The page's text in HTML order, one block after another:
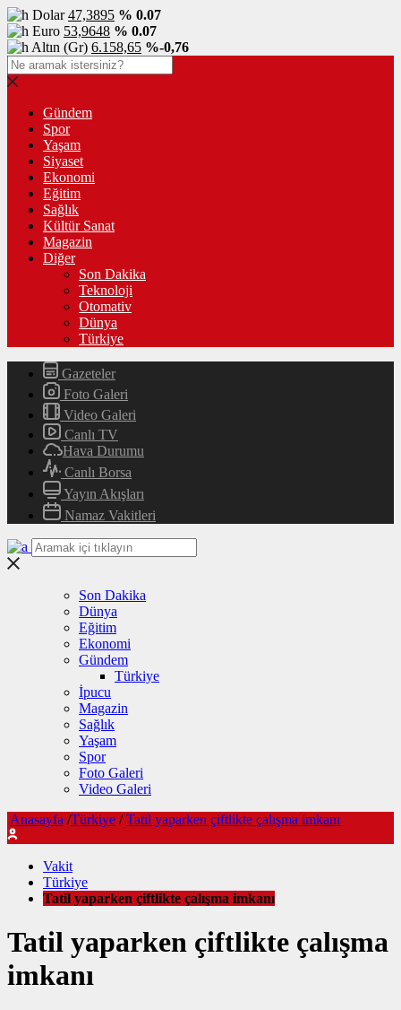
Dolar47,3895 % 0.07
Euro 53,9648 % 0.07
Altın (Gr) 6.158,65 %-0,76
Gündem
Spor
Yaşam
Siyaset
Ekonomi
Eğitim
Sağlık
Kültür Sanat
Magazin
Diğer
Son Dakika
Teknoloji
Otomativ
Dünya
Türkiye
Gazeteler
Foto Galeri
Video Galeri
Canlı TV
Hava Durumu
Canlı Borsa
Yayın Akışları
Namaz Vakitleri
Son Dakika
Dünya
Eğitim
Ekonomi
Gündem
Türkiye
İpucu
Magazin
Sağlık
Yaşam
Spor
Foto Galeri
Video Galeri
Anasayfa /Türkiye / Tatil yaparken çiftlikte çalışma imkanı
Vakit
Türkiye
Tatil yaparken çiftlikte çalışma imkanı
Tatil yaparken çiftlikte çalışma
imkanı